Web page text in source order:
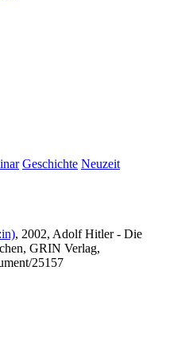
Geschichte Neuzeit
, 2002, Adolf Hitler - Die
GRIN Verlag,
25157